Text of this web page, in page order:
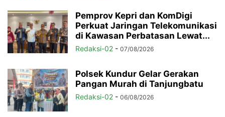
Pemprov Kepri dan KomDigi
Perkuat Jaringan Telekomunikasi
di Kawasan Perbatasan Lewat...
Redaksi-02 - 07/08/2026
Polsek Kundur Gelar Gerakan
Pangan Murah di Tanjungbatu
Redaksi-02 - 06/08/2026